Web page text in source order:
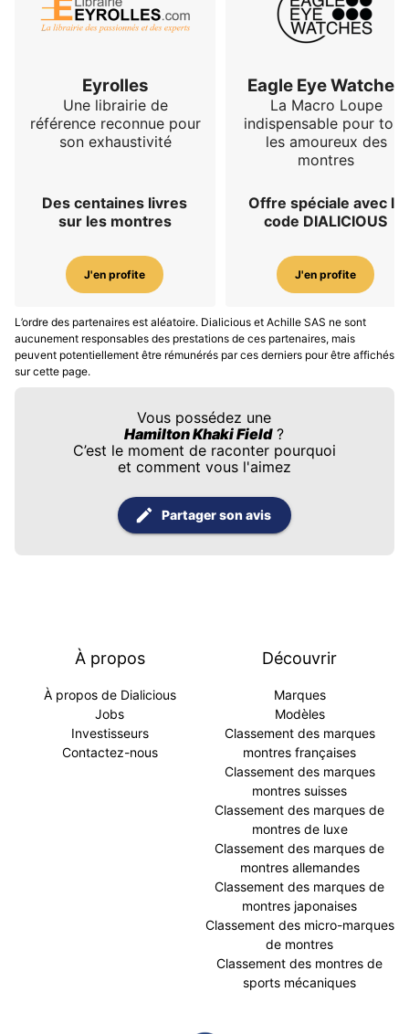
Eyrolles
Une librairie de
référence reconnue pour
son exhaustivité
Des centaines livres
sur les montres
J'en profite
Eagle Eye Watches
La Macro Loupe
indispensable pour tous
les amoureux des
montres
Offre spéciale avec le
code DIALICIOUS
J'en profite
L’ordre des partenaires est aléatoire. Dialicious et Achille SAS ne sont
aucunement responsables des prestations de ces partenaires, mais
peuvent potentiellement être rémunérés par ces derniers pour être affichés
sur cette page.
Vous possédez une
Hamilton Khaki Field?
C’est le moment de raconter pourquoi
et comment vous l'aimez
Partager son avis
À propos
À propos de Dialicious
Jobs
Investisseurs
Contactez-nous
Découvrir
Marques
Modèles
Classement des marques
montres françaises
Classement des marques
montres suisses
Classement des marques de
montres de luxe
Classement des marques de
montres allemandes
Classement des marques de
montres japonaises
Classement des micro-marques
de montres
Classement des montres de
sports mécaniques